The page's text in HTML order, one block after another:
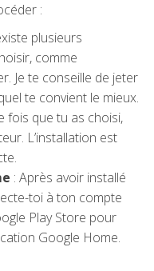
:
plusieurs
comme
Je te conseille de jeter
te convient le mieux.
fois que tu as choisi,
L’installation est
: Après avoir installé
toi à ton compte
Play Store pour
Google Home.